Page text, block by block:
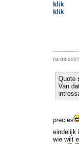
klik
klik
04-03-
Quote
Van
precies
eindelijk
wie wilt